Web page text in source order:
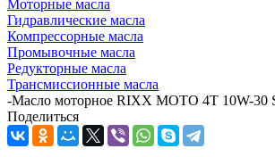
Моторные масла
Гидравлические масла
Компрессорные масла
Промывочные масла
Редукторные масла
Трансмиссионные масла
-Масло моторное RIXX MOTO 4T 10W-30
Поделиться